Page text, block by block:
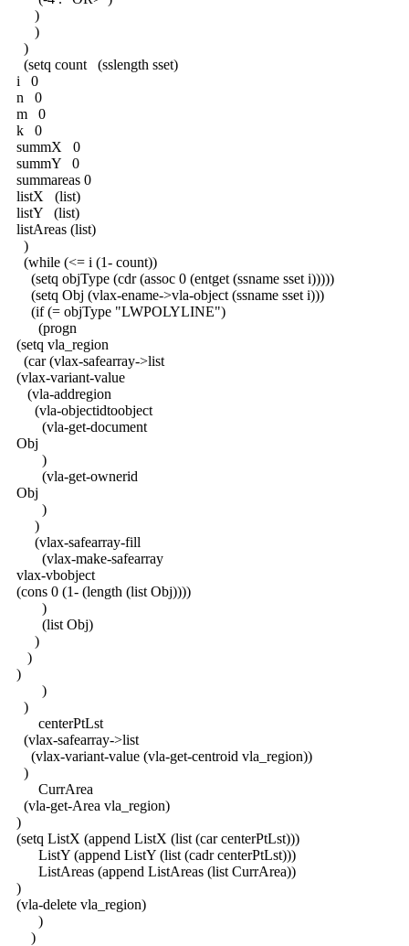
)
)
)
(setq count (sslength sset)
i 0
n 0
m 0
k 0
summX 0
summY 0
summareas 0
listX (list)
listY (list)
listAreas (list)
)
(while (<= i (1- count))
(setq objType (cdr (assoc 0 (entget (ssname sset i)))))
(setq Obj (vlax-ename->vla-object (ssname sset i)))
(if (= objType "LWPOLYLINE")
(progn
(setq vla_region
(car (vlax-safearray->list
(vlax-variant-value
(vla-addregion
(vla-objectidtoobject
(vla-get-document
Obj
)
(vla-get-ownerid
Obj
)
)
(vlax-safearray-fill
(vlax-make-safearray
vlax-vbobject
(cons 0 (1- (length (list Obj))))
)
(list Obj)
)
)
)
)
)
centerPtLst
(vlax-safearray->list
(vlax-variant-value (vla-get-centroid vla_region))
)
CurrArea
(vla-get-Area vla_region)
)
(setq ListX (append ListX (list (car centerPtLst)))
ListY (append ListY (list (cadr centerPtLst)))
ListAreas (append ListAreas (list CurrArea))
)
(vla-delete vla_region)
)
)